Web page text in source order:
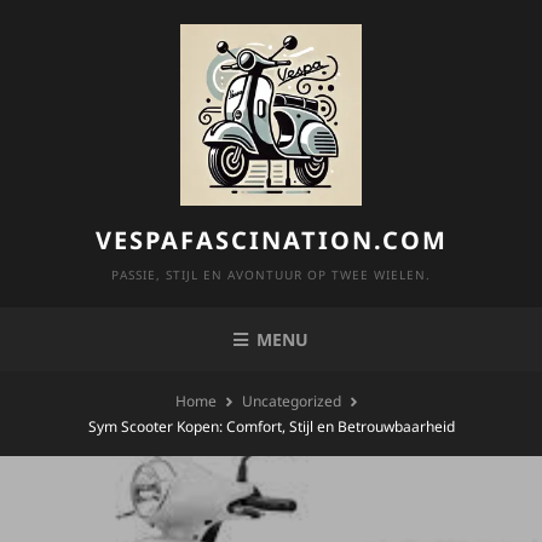
VESPAFASCINATION.COM
PASSIE, STIJL EN AVONTUUR OP TWEE WIELEN.
MENU
Home
Uncategorized
Sym Scooter Kopen: Comfort, Stijl en Betrouwbaarheid